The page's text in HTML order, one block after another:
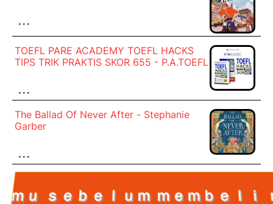
…
TOEFL PARE ACADEMY TOEFL HACKS
TIPS TRIK PRAKTIS SKOR 655 - P.A.TOEFL
…
The Ballad Of Never After - Stephanie
Garber
…
ｂｅｌｉ ｎｙａ －